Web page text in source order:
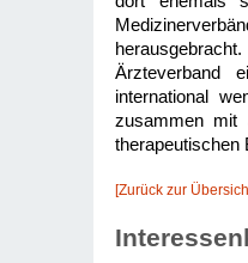
Ärzteverband
international
zusammen mit
therapeutischen
[Zurück zur